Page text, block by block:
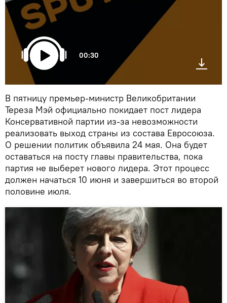
00:30
В пятницу премьер-министр Великобритании
Тереза Мэй официально покидает пост лидера
Консервативной партии из-за невозможности
реализовать выход страны из состава Евросоюза.
О решении политик объявила 24 мая. Она будет
оставаться на посту главы правительства, пока
партия не выберет нового лидера. Этот процесс
должен начаться 10 июня и завершиться во второй
половине июля.